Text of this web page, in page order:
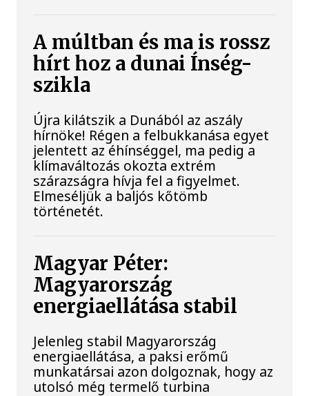
A múltban és ma is rossz
hírt hoz a dunai Ínség-
szikla
Újra kilátszik a Dunából az aszály
hírnöke! Régen a felbukkanása egyet
jelentett az éhínséggel, ma pedig a
klímaváltozás okozta extrém
szárazságra hívja fel a figyelmet.
Elmeséljük a baljós kőtömb
történetét.
Magyar Péter:
Magyarország
energiaellátása stabil
Jelenleg stabil Magyarország
energiaellátása, a paksi erőmű
munkatársai azon dolgoznak, hogy az
utolsó még termelő turbina